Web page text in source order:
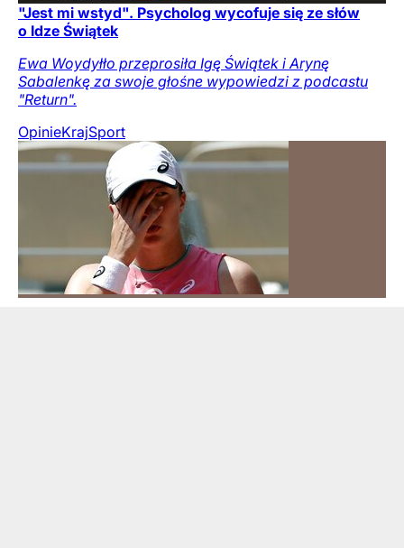
"Jest mi wstyd". Psycholog wycofuje się ze słów
o Idze Świątek
Ewa Woydyłło przeprosiła Igę Świątek i Arynę
Sabalenkę za swoje głośne wypowiedzi z podcastu
"Return".
OpinieKrajSport